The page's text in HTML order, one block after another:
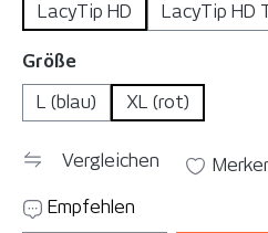
LacyTip HD
LacyTip HD
Größeauswählen
L (blau)
XL (rot)
Vergleichen
Empfehlen